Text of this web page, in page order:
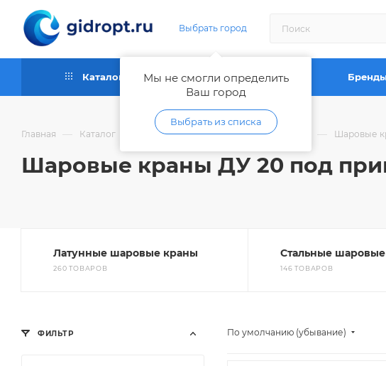
Выбрать город
Мы не смогли определить
Ваш город
Выбрать из списка
Каталог Как купить
Главная — Каталог Запорная и регулирующая арматура — Шаровые
Шаровые краны ДУ 20 под
Латунные шаровые краны
260 ТОВАРОВ
Стальные
146 ТОВАРОВ
По умолчанию (убывание)
ФИЛЬТР